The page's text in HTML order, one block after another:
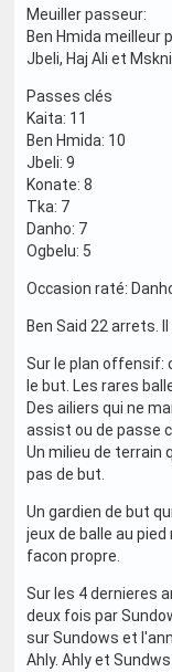
Meuiller passeur:
Ben Hmida meilleur
Jbeli, Haj Ali et
Passes clés
Kaita: 11
Ben Hmida: 10
Jbeli: 9
Konate: 8
Tka: 7
Danho: 7
Ogbelu: 5
Occasion raté:
Ben Said 22 arrets.
Sur le plan offensif:
le but. Les rares
Des ailiers qui ne
assist ou de passe
Un milieu de terrain
pas de but.
Un gardien de but
jeux de balle au
facon propre.
Sur les 4 dernieres
deux fois par
sur Sundows et
Ahly. Ahly et